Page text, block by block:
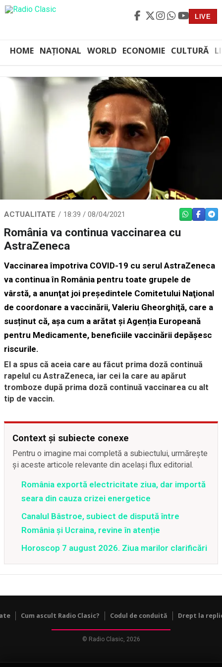
LIVE
HOME NAȚIONAL WORLD ECONOMIE CULTURĂ
ACTUALITATE 18:39 / 08/04/2021 WHATSAPP
România va continua vaccinarea cu
AstraZeneca
Vaccinarea împotriva COVID-19 cu serul AstraZeneca
va continua în România pentru toate grupele de
vârstă, a anunţat joi preşedintele Comitetului Naţional
de coordonare a vaccinării, Valeriu Gheorghiţă, care a
susținut că, așa cum a arătat și Agenția Europeană
pentru Medicamente, beneficiile vaccinării depășesc
riscurile.
El a spus că aceia care au făcut prima doză continuă
rapelul cu AstraZeneca, iar cei la care au apărut
tromboze după prima doză continuă vaccinarea cu alt
tip de vaccin.
Context și subiecte conexe
Pentru o imagine mai completă a subiectului, urmărește
și aceste articole relevante din același flux editorial.
România exportă electricitate ziua, dar importă
seara din cauza crizei energetice
Canalul Bâstroe, subiect de dispută între
România și Ucraina, revine în atenție
Horoscop 7 august 2026. Ziua marilor clarificări
Cum ascult Radio Clasic? Codul de conduită Drept la
© Radio Clasic, 2026